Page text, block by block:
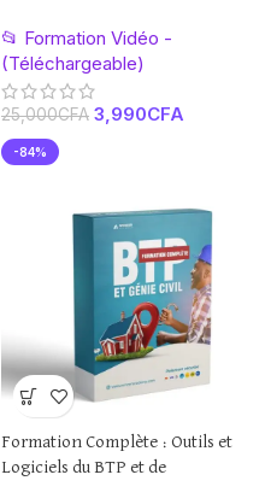
📂 Formation Vidéo -
(Téléchargeable)
25,000CFA 3,990CFA
-84%
Formation Complète : Outils et
Logiciels du BTP et de